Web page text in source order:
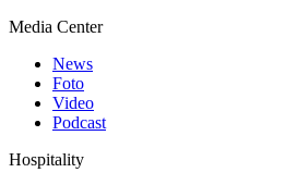
Media Center
News
Foto
Video
Podcast
Hospitality